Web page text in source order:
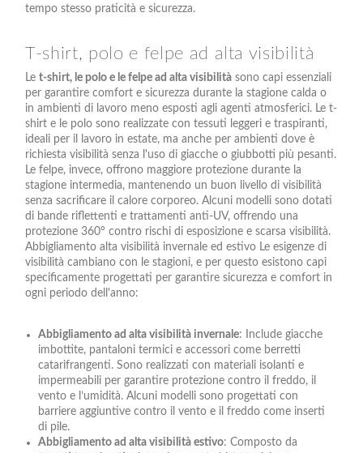
tempo stesso praticità e sicurezza.
T-shirt, polo e felpe ad alta visibilità
Le t-shirt, le polo e le felpe ad alta visibilità sono capi essenziali
per garantire comfort e sicurezza durante la stagione calda o
in ambienti di lavoro meno esposti agli agenti atmosferici. Le t-
shirt e le polo sono realizzate con tessuti leggeri e traspiranti,
ideali per il lavoro in estate, ma anche per ambienti dove è
richiesta visibilità senza l'uso di giacche o giubbotti più pesanti.
Le felpe, invece, offrono maggiore protezione durante la
stagione intermedia, mantenendo un buon livello di visibilità
senza sacrificare il calore corporeo. Alcuni modelli sono dotati
di bande riflettenti e trattamenti anti-UV, offrendo una
protezione 360° contro rischi di esposizione e scarsa visibilità.
Abbigliamento alta visibilità invernale ed estivo Le esigenze di
visibilità cambiano con le stagioni, e per questo esistono capi
specificamente progettati per garantire sicurezza e comfort in
ogni periodo dell'anno:
Abbigliamento ad alta visibilità invernale: Include giacche
imbottite, pantaloni termici e accessori come berretti
catarifrangenti. Sono realizzati con materiali isolanti e
impermeabili per garantire protezione contro il freddo, il
vento e l’umidità. Alcuni modelli sono progettati con
barriere aggiuntive contro il vento e il freddo come inserti
di pile.
Abbigliamento ad alta visibilità estivo: Composto da